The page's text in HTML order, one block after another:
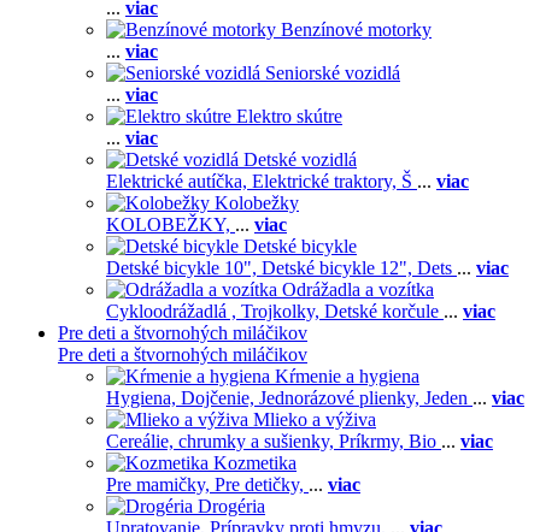
... viac
Benzínové motorky
... viac
Seniorské vozidlá
... viac
Elektro skútre
... viac
Detské vozidlá
Elektrické autíčka, Elektrické traktory, Š ... viac
Kolobežky
KOLOBEŽKY, ... viac
Detské bicykle
Detské bicykle 10", Detské bicykle 12", Dets ... viac
Odrážadla a vozítka
Cykloodrážadlá , Trojkolky, Detské korčule ... viac
Pre deti a štvornohých miláčikov
Pre deti a štvornohých miláčikov
Kŕmenie a hygiena
Hygiena, Dojčenie, Jednorázové plienky, Jeden ... viac
Mlieko a výživa
Cereálie, chrumky a sušienky, Príkrmy, Bio ... viac
Kozmetika
Pre mamičky, Pre detičky, ... viac
Drogéria
Upratovanie, Prípravky proti hmyzu, ... viac